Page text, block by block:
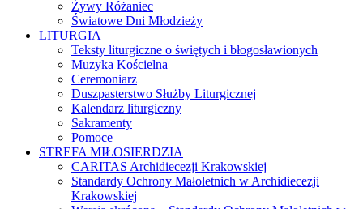
Żywy Różaniec
Światowe Dni Młodzieży
LITURGIA
Teksty liturgiczne o świętych i błogosławionych
Muzyka Kościelna
Ceremoniarz
Duszpasterstwo Służby Liturgicznej
Kalendarz liturgiczny
Sakramenty
Pomoce
STREFA MIŁOSIERDZIA
CARITAS Archidiecezji Krakowskiej
Standardy Ochrony Małoletnich w Archidiecezji
Krakowskiej